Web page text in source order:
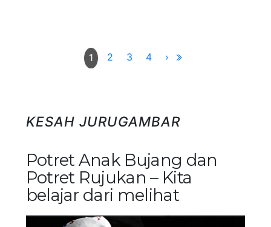
1 2 3 4 ›
KESAH JURUGAMBAR
Potret Anak Bujang dan
Potret Rujukan – Kita
belajar dari melihat